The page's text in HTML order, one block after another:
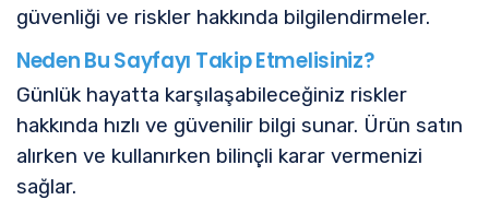
güvenliği ve riskler hakkında bilgilendirmeler.
Neden Bu Sayfayı Takip Etmelisiniz?
Günlük hayatta karşılaşabileceğiniz riskler
hakkında hızlı ve güvenilir bilgi sunar. Ürün satın
alırken ve kullanırken bilinçli karar vermenizi
sağlar.